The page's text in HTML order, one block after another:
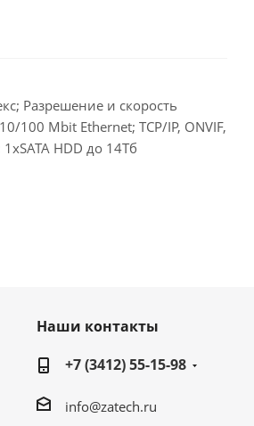
Разрешение и скорость
Mbit Ethernet; TCP/IP, ONVIF,
HDD до 14Тб
Наши контакты
+7 (3412) 55-15-98
info@zatech.ru